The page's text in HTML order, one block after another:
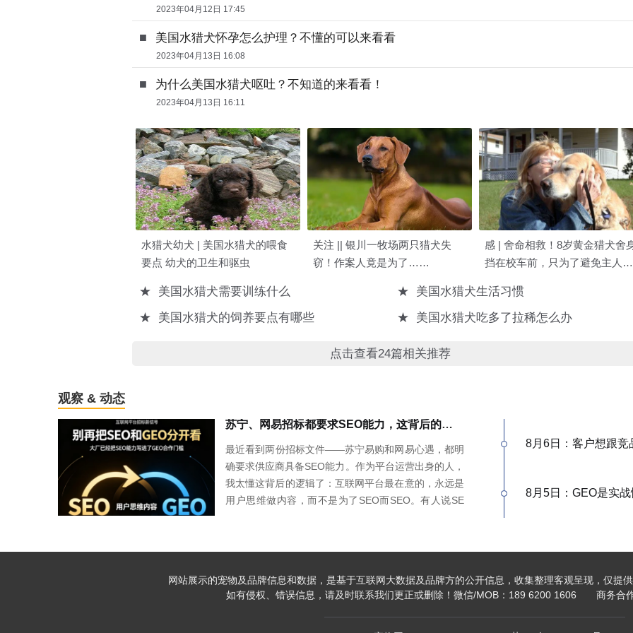
2023年04月12日 17:45
■ 美国水猎犬怀孕怎么护理？不懂的可以来看看
2023年04月13日 16:08
■ 为什么美国水猎犬呕吐？不知道的来看看！
2023年04月13日 16:11
水猎犬幼犬 | 美国水猎犬的喂食
要点 幼犬的卫生和驱虫
关注 || 银川一牧场两只猎犬失
窃！作案人竟是为了……
感 | 舍命相救！8岁黄金猎犬舍
挡在校车前，只为了避免主人受
★ 美国水猎犬需要训练什么 ★
美国水猎犬生活习惯
★
美国水猎犬的饲养要点有哪些 ★ 美国水猎犬吃多了拉稀怎么办
点击查看24篇相关推荐
观察 & 动态
苏宁、网易招标都要求SEO能力，这背后的信号，很多人没看懂
最近看到两份招标文件——苏宁易购和网易心遇，都明
确要求供应商具备SEO能力。作为平台运营出身的人，
我太懂这背后的逻辑了：互联网平台最在意的，永远是
用户思维做内容，而不是为了SEO而SEO。有人说SE
每天SEO和GEO流量差不多，同一套数据源，多个入
品牌SEO。用一套体系打多个平台，才是真正的全网基
建思维。
8月6日：客户想跟竞
8月5日：GEO是实
网站展示的宠物及品牌信息和数据，是基于互联网大数据及品牌方的公开信息，收集整理客观呈现，仅提
如有侵权、错误信息，请及时联系我们更正或删除！微信/MOB：189 6200 1606 商务合